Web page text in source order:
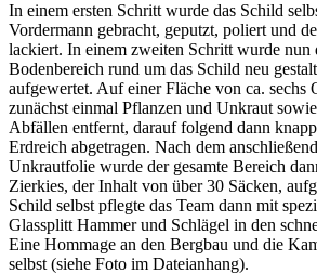
In einem ersten Schritt wurde das Schild
Vordermann gebracht, geputzt, poliert und
lackiert. In einem zweiten Schritt wurde nun
Bodenbereich rund um das Schild neu
aufgewertet. Auf einer Fläche von ca. sechs
zunächst einmal Pflanzen und Unkraut
Abfällen entfernt, darauf folgend dann
Erdreich abgetragen. Nach dem
Unkrautfolie wurde der gesamte Bereich
Zierkies, der Inhalt von über 30 Säcken,
Schild selbst pflegte das Team dann mit
Glassplitt Hammer und Schlägel in den
Eine Hommage an den Bergbau und die
selbst (siehe Foto im Dateianhang).